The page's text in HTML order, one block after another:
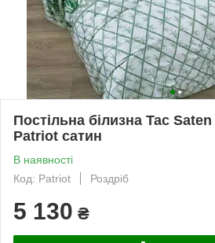
Постільна білизна Tac
Patriot сатин
В наявності
Код: Patriot
Роздріб
5 130 ₴